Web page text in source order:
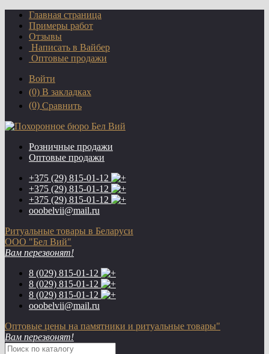
Главная страница
Примеры работ
Отзывы
Написать в Вайбер
Оптовые продажи
Войти
(0) В закладках
(0) Сравнить
Розничные продажи
Оптовые продажи
+375 (29) 815-01-12
+375 (29) 815-01-12
+375 (29) 815-01-12
ooobelvii@mail.ru
Ритуальные товары в Беларуси
ООО "Бел Вий"
Вам перезвонят!
8 (029) 815-01-12
8 (029) 815-01-12
8 (029) 815-01-12
ooobelvii@mail.ru
Оптовые цены на памятники и ритуальные товары"
Вам перезвонят!